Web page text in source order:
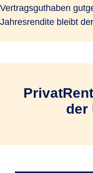
Vertragsguthaben
Jahresrendite bleibt
der